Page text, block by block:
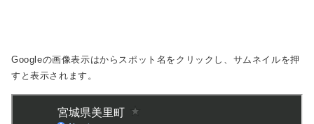
Googleの画像表示はからスポット名をクリックし、サムネイルを押
すと表示されます。